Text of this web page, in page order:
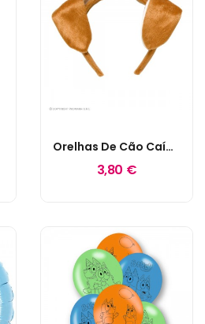
Orelhas De Cão Caídas
3,80 €